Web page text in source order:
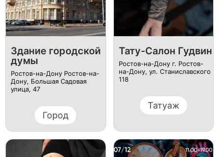
Здание городской
думы
Ростов-на-Дону Ростов-на-
Дону, Большая Садовая
улица, 47
Город
Тату-Салон Гудвин
Ростов-на-Дону г. Ростов-
на-Дону, ул. Станиславского
118
Татуаж